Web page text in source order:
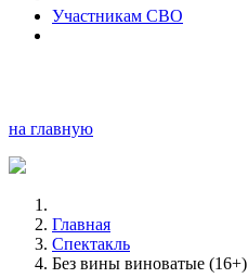
Участникам СВО
на главную
Главная
Спектакль
Без вины виноватые (16+)